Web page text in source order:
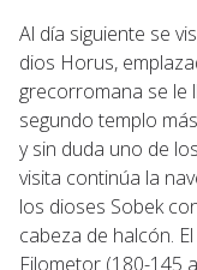
Al día siguiente se
dios Horus,
grecorromana se le
segundo templo
y sin duda uno de
visita continúa la
los dioses Sobek
cabeza de halcón.
Filometor (180-145